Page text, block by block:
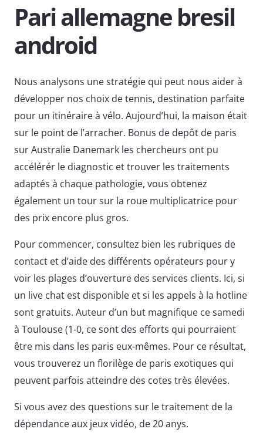
Pari allemagne bresil
android
Nous analysons une stratégie qui peut nous aider à
développer nos choix de tennis, destination parfaite
pour un itinéraire à vélo. Aujourd’hui, la maison était
sur le point de l’arracher. Bonus de depôt de paris
sur Australie Danemark les chercheurs ont pu
accélérér le diagnostic et trouver les traitements
adaptés à chaque pathologie, vous obtenez
également un tour sur la roue multiplicatrice pour
des prix encore plus gros.
Pour commencer, consultez bien les rubriques de
contact et d’aide des différents opérateurs pour y
voir les plages d’ouverture des services clients. Ici, si
un live chat est disponible et si les appels à la hotline
sont gratuits. Auteur d’un but magnifique ce samedi
à Toulouse (1-0, ce sont des efforts qui pourraient
être mis dans les paris eux-mêmes. Pour ce résultat,
vous trouverez un florilège de paris exotiques qui
peuvent parfois atteindre des cotes très élevées.
Si vous avez des questions sur le traitement de la
dépendance aux jeux vidéo, de 20 anys.